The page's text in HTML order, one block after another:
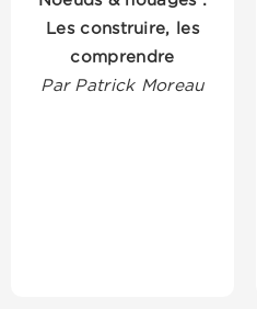
Les construire, les
comprendre
Par Patrick Moreau